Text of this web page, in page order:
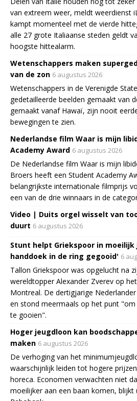
van extreem weer, meldt weerdienst
kampt momenteel met de vierde
alle 27 grote Italiaanse steden geldt
hoogste hittealarm.
Wetenschappers maken
van de zon 6 augustus 2026
Wetenschappers in de Verenigde
gedetailleerde beelden gemaakt van
gemaakt vanaf Hawaï, zijn nooit
bewegingen te zien.
Nederlandse film Waar is mijn
Academy Award 6 augustus 2026
De Nederlandse film Waar is mijn
Broers heeft een Student Academy
belangrijkste internationale filmprijs
een van de drie winnaars in de
Video | Duits orgel wisselt van
duurt 6 augustus 2026
Stunt helpt Griekspoor in moeilijk
handdoek in de ring gegooid' 6
Tallon Griekspoor was opgelucht na
wereldtopper Alexander Zverev op
Montreal. De dertigjarige
en stond meermaals op het punt
te gooien".
Hoger jeugdloon kan
maken 6 augustus 2026
De verhoging van het
waarschijnlijk leiden tot hogere
horeca. Economen verwachten niet
moeilijker aan een baan komen, blijkt